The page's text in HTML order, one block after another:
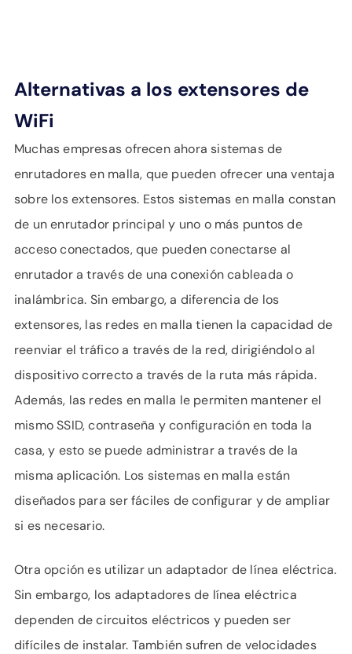
Alternativas a los extensores de
WiFi
Muchas empresas ofrecen ahora sistemas de
enrutadores en malla, que pueden ofrecer una ventaja
sobre los extensores. Estos sistemas en malla constan
de un enrutador principal y uno o más puntos de
acceso conectados, que pueden conectarse al
enrutador a través de una conexión cableada o
inalámbrica. Sin embargo, a diferencia de los
extensores, las redes en malla tienen la capacidad de
reenviar el tráfico a través de la red, dirigiéndolo al
dispositivo correcto a través de la ruta más rápida.
Además, las redes en malla le permiten mantener el
mismo SSID, contraseña y configuración en toda la
casa, y esto se puede administrar a través de la
misma aplicación. Los sistemas en malla están
diseñados para ser fáciles de configurar y de ampliar
si es necesario.
Otra opción es utilizar un adaptador de línea eléctrica.
Sin embargo, los adaptadores de línea eléctrica
dependen de circuitos eléctricos y pueden ser
difíciles de instalar. También sufren de velocidades